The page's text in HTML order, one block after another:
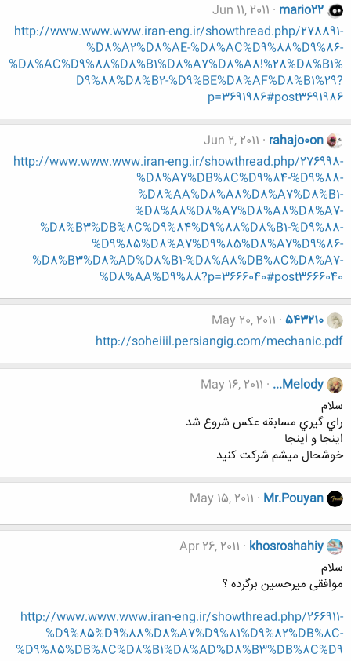
mario22
Jun 11, 2011
http://www.www.www.iran-eng.ir/showthread.php/278891-
%D8%A2%D8%AE-%D8%AC%D9%88%D9%86-
%D8%AC%D9%88%D8%B1%D8%A7%D8%A8!%28%D8%B1%
D9%88%D8%B2-%D9%BE%D8%AF%D8%B1%29?
p=3691986#post3691986
rahajo0on
Jun 2, 2011
http://www.www.www.iran-eng.ir/showthread.php/276998-
%D8%A7%DB%8C%D9%84-%D9%88-
%D8%AA%D8%A8%D8%A7%D8%B1-
%D8%A8%D8%A7%D8%A8%D8%A7-
%D8%B3%DB%8C%D9%84%D9%88%D8%B1-%D9%88-
%D9%85%D8%A7%D9%85%D8%A7%D9%86-
%D8%B3%D8%AD%D8%B1-%D8%A8%DB%8C%D8%A7-
%D8%AA%D9%88?p=3666040#post3666040
543210
May 20, 2011
http://soheiiil.persiangig.com/mechanic.pdf
...Melody
May 16, 2011
سلام
راي گيري مسابقه عكس شروع شد
اينجا و اينجا
خوشحال ميشم شركت كنيد
Mr.Pouyan
May 15, 2011
khosroshahiy
Apr 26, 2011
سلام
موافقی میرحسین برگرده ؟
http://www.www.www.iran-eng.ir/showthread.php/266911-
%D9%85%D9%88%D8%A7%D9%81%D9%82%DB%8C-
%D9%85%DB%8C%D8%B1%D8%AD%D8%B3%DB%8C%D9